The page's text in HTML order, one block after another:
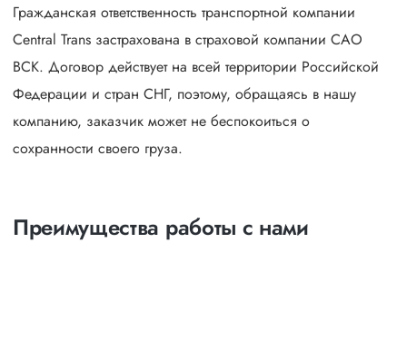
Гражданская ответственность транспортной компании
Central Trans застрахована в страховой компании САО
ВСК. Договор действует на всей территории Российской
Федерации и стран СНГ, поэтому, обращаясь в нашу
компанию, заказчик может не беспокоиться о
сохранности своего груза.
Преимущества работы с нами